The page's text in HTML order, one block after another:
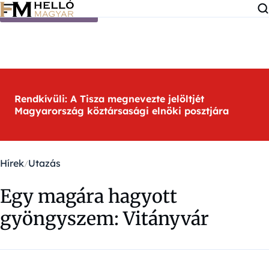
Ugrás a tartalomra
Rendkívüli: A Tisza megnevezte jelöltjét
Magyarország köztársasági elnöki posztjára
Hírek Utazás
Egy magára hagyott
gyöngyszem: Vitányvár